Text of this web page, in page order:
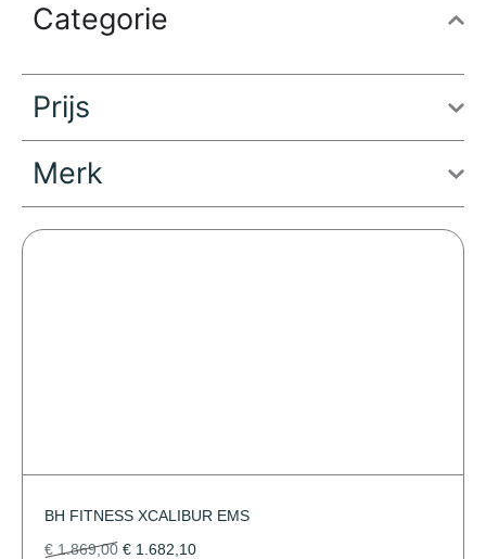
Categorie
Prijs
Merk
BH FITNESS XCALIBUR EMS
€ 1.869,00 € 1.682,10